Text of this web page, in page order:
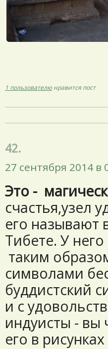
1 пользователюнравится пост
42.
27 сентября 2014 в
Это -
счастья,узел
его называют
Тибете. У
таким
символами
буддистский
и с
индуисты - вы
его в